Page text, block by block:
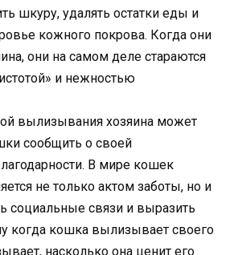
шкуру, удалять остатки еды и
кожного покрова. Когда они
они на самом деле стараются
и нежностью
вылизывания хозяина может
сообщить о своей
В мире кошек
не только актом заботы, но и
социальные связи и выразить
когда кошка вылизывает своего
насколько она ценит его